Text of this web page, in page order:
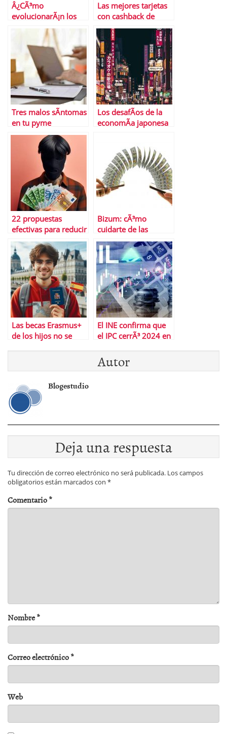
Â¿CÃ³mo
evolucionarÃ¡n los
precios en EspaÃ±a
en el Ãºltimo
cuatrimestre del
aÃ±o?
Las mejores tarjetas
con cashback de
septiembre
Tres malos sÃ­ntomas
en tu pyme
Los desafÃ­os de la
economÃ­a japonesa
22 propuestas
efectivas para reducir
el fraude fiscal
Bizum: cÃ³mo
cuidarte de las
estafas mÃ¡s
frecuentes
Las becas Erasmus+
de los hijos no se
El INE confirma que
el IPC cerrÃ³ 2024 en
gasolinas y los
paquetes turÃ­sticos
Autor
Blogestudio
Deja una respuesta
Tu dirección de correo electrónico no será publicada. Los campos
obligatorios están marcados con *
Comentario*
Nombre*
Correo electrónico*
Web